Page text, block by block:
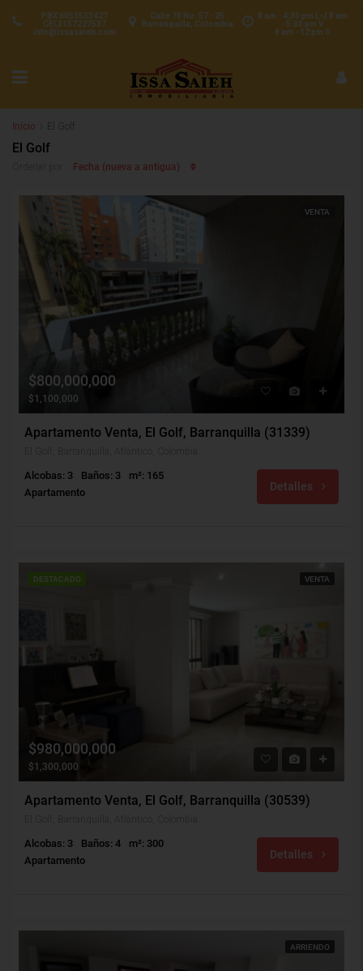
8 am - 4:30 pm L-J 8 am
- 5:00 pm V
8 am - 12 pm S
Calle 70 No. 57 - 25
Barranquilla, Colombia
PBX 6053533427
CEL3157227537
info@issasaieh.com
Inicio
El Golf
Fecha (nueva a antigua)
VENTA
$800,000,000
$1,100,000
Apartamento Venta, El Golf, Barranquilla (31339)
Alcobas: 3 Baños: 3
m²: 165
Apartamento
Detalles
DESTACADO VENTA
$980,000,000
$1,300,000
Apartamento Venta, El Golf, Barranquilla (30539)
Alcobas: 3 Baños: 4
m²: 300
Apartamento
Detalles
ARRIENDO